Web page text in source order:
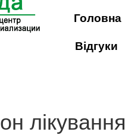
Головна
Відгуки
лікування